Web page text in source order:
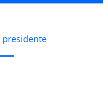
presidente